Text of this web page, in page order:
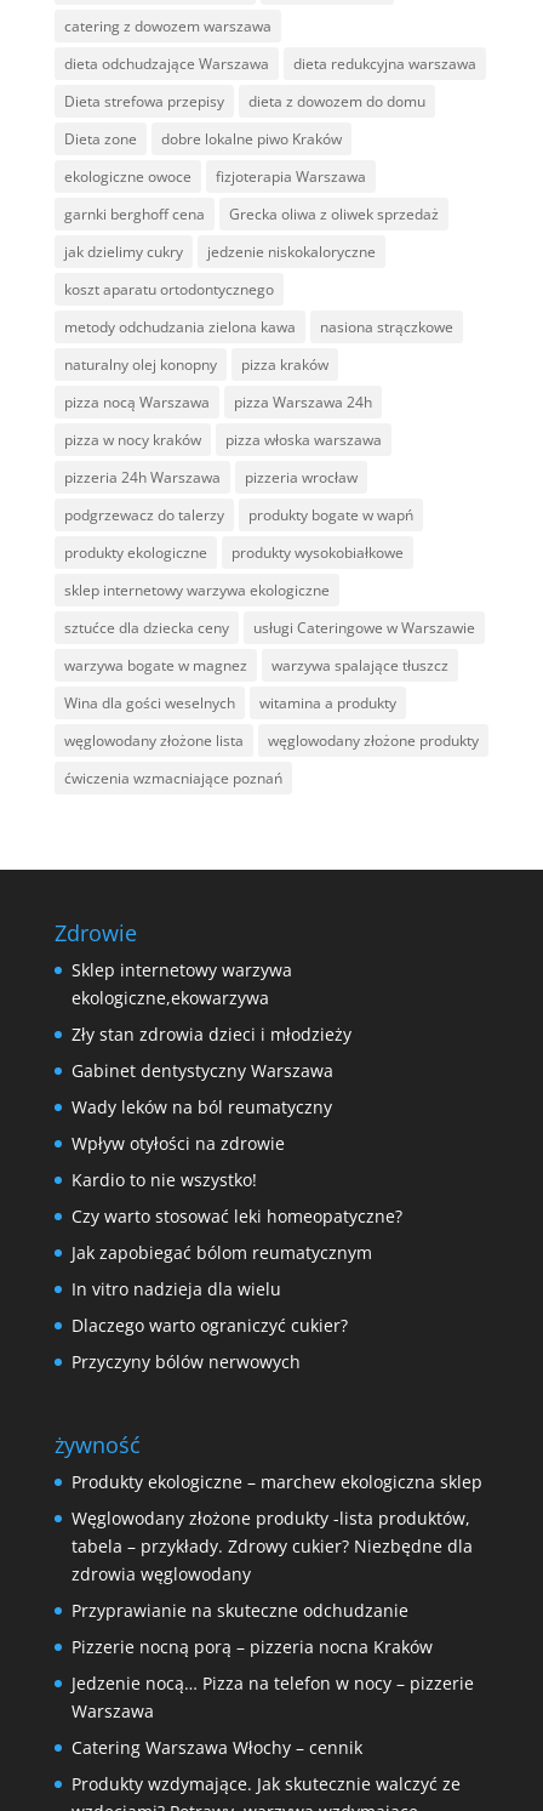
catering z dowozem warszawa
dieta odchudzające Warszawa
dieta redukcyjna warszawa
Dieta strefowa przepisy
dieta z dowozem do domu
Dieta zone
dobre lokalne piwo Kraków
ekologiczne owoce
fizjoterapia Warszawa
garnki berghoff cena
Grecka oliwa z oliwek sprzedaż
jak dzielimy cukry
jedzenie niskokaloryczne
koszt aparatu ortodontycznego
metody odchudzania zielona kawa
nasiona strączkowe
naturalny olej konopny
pizza kraków
pizza nocą Warszawa
pizza Warszawa 24h
pizza w nocy kraków
pizza włoska warszawa
pizzeria 24h Warszawa
pizzeria wrocław
podgrzewacz do talerzy
produkty bogate w wapń
produkty ekologiczne
produkty wysokobiałkowe
sklep internetowy warzywa ekologiczne
sztućce dla dziecka ceny
usługi Cateringowe w Warszawie
warzywa bogate w magnez
warzywa spalające tłuszcz
Wina dla gości weselnych
witamina a produkty
węglowodany złożone lista
węglowodany złożone produkty
ćwiczenia wzmacniające poznań
Zdrowie
Sklep internetowy warzywa
ekologiczne,ekowarzywa
Zły stan zdrowia dzieci i młodzieży
Gabinet dentystyczny Warszawa
Wady leków na ból reumatyczny
Wpływ otyłości na zdrowie
Kardio to nie wszystko!
Czy warto stosować leki homeopatyczne?
Jak zapobiegać bólom reumatycznym
In vitro nadzieja dla wielu
Dlaczego warto ograniczyć cukier?
Przyczyny bólów nerwowych
żywność
Produkty ekologiczne – marchew ekologiczna sklep
Węglowodany złożone produkty -lista produktów,
tabela – przykłady. Zdrowy cukier? Niezbędne dla
zdrowia węglowodany
Przyprawianie na skuteczne odchudzanie
Pizzerie nocną porą – pizzeria nocna Kraków
Jedzenie nocą… Pizza na telefon w nocy – pizzerie
Warszawa
Catering Warszawa Włochy – cennik
Produkty wzdymające. Jak skutecznie walczyć ze